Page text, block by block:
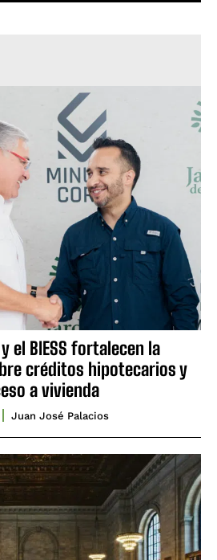
el BIESS fortalecen la
créditos hipotecarios y
a vivienda
Juan José Palacios